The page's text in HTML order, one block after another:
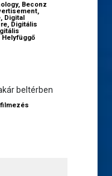
, Beconz
,
, Digital
, Digitális
Helyfüggő
beltérben